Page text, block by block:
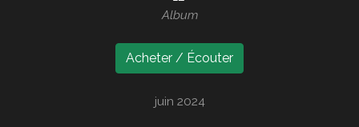
Album
Acheter / Écouter
juin 2024